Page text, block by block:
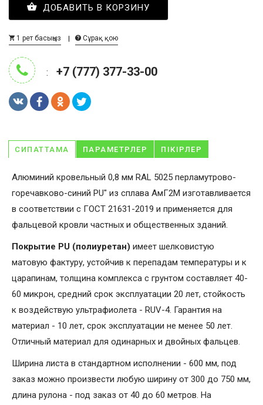
ДОБАВИТЬ В КОРЗИНУ
1 рет басыңыз Сұрақ қою
: +7 (777) 377-33-00
СИПАТТАМА ПАРАМЕТРЛЕР ПІКІРЛЕР
Алюминий кровельный 0,8 мм RAL 5025 перламутрово-
горечавково-синий PU" из сплава АмГ2М изготавливается
в соответствии с ГОСТ 21631-2019 и применяется для
фальцевой кровли частных и общественных зданий.
Покрытие PU (полиуретан) имеет шелковистую
матовую фактуру, устойчив к перепадам температуры и к
царапинам, толщина комплекса с грунтом составляет 40-
60 микрон, средний срок эксплуатации 20 лет, стойкость
к воздействую ультрафиолета - RUV-4. Гарантия на
материал - 10 лет, срок эксплуатации не менее 50 лет.
Отличный материал для одинарных и двойных фальцев.
Ширина листа в стандартном исполнении - 600 мм, под
заказ можно произвести любую ширину от 300 до 750 мм,
длина рулона - под заказ от 40 до 60 метров. На